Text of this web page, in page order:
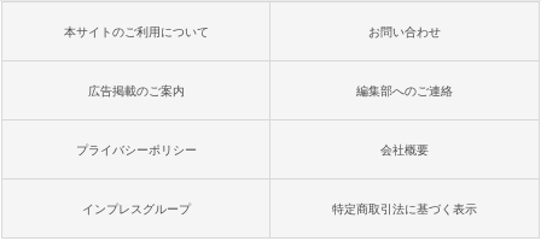
本サイトのご利用について お問い合わせ
広告掲載のご案内 編集部へのご連絡
プライバシーポリシー 会社概要
インプレスグループ 特定商取引法に基づく表示